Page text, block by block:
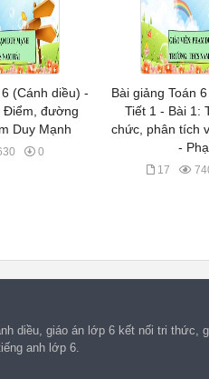
(Cánh diều) -
Điểm, đường
Duy Mạnh
0
Bài giảng Toán
Tiết 1 - Bài 1:
chức, phân tích
-
17
diều, giáo án lớp 6 kết nối tri thức,
anh lớp 6.